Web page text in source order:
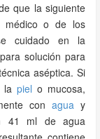
que la siguiente
médico o de los
cuidado en la
solución para
aséptica. Si
la piel o mucosa,
con agua y
41 ml de agua